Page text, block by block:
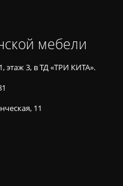
мебели
этаж 3, в ТД «ТРИ КИТА».
11